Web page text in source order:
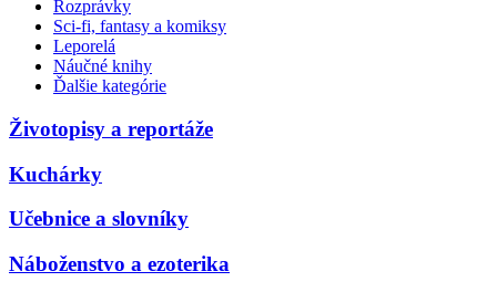
Rozprávky
Sci-fi, fantasy a komiksy
Leporelá
Náučné knihy
Ďalšie kategórie
Životopisy a reportáže
Kuchárky
Učebnice a slovníky
Náboženstvo a ezoterika